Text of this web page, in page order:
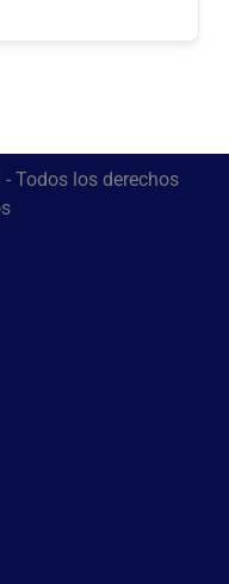
Todos los derechos